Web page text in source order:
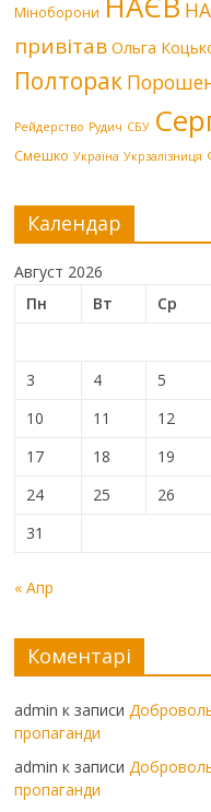
Міноборони
привітав Ольга
Полторак
Рейдерство Рудич СБУ
Смешко Україна Укрзалізниця
Календар
Август 2026
Пн
Вт Ср
3
4 5
10
11 12
17
18 19
24
25 26
31
« Апр
Коментарі
admin к записи
пропаганди
admin к записи
пропаганди